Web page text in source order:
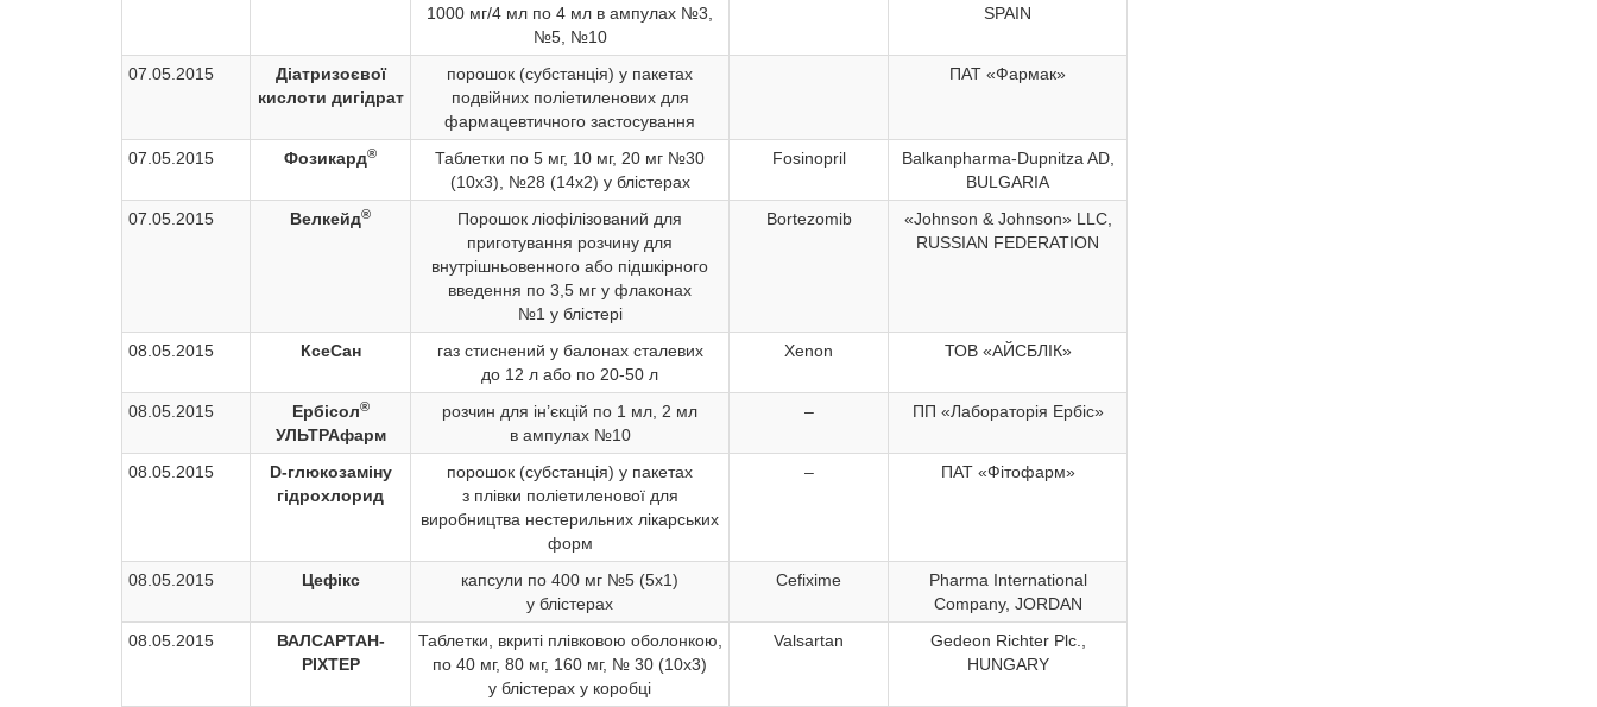
1000 мг/4 мл по 4 мл в ампулах №3,
№5, №10
SPAIN
07.05.2015
Діатризоєвої
кислоти дигідрат
порошок (субстанція) у пакетах
подвійних поліетиленових для
фармацевтичного застосування
ПАТ «Фармак»
07.05.2015 Фозикард®
Таблетки по 5 мг, 10 мг, 20 мг №30
(10х3), №28 (14х2) у блістерах
Fosinopril
Balkanpharma-Dupnitza AD,
BULGARIA
07.05.2015
Велкейд®
Порошок ліофілізований для
приготування розчину для
внутрішньовенного або підшкірного
введення по 3,5 мг у флаконах
№1 у блістері
Bortezomib
«Johnson & Johnson» LLC,
RUSSIAN FEDERATION
08.05.2015 КсеСан
газ стиснений у балонах сталевих
до 12 л або по 20-50 л
Xenon ТОВ «АЙСБЛІК»
08.05.2015 Ербісол®
УЛЬТРАфарм
розчин для ін’єкцій по 1 мл, 2 мл
в ампулах №10
– ПП «Лабораторія Ербіс»
08.05.2015
D-глюкозаміну
гідрохлорид
порошок (субстанція) у пакетах
з плівки поліетиленової для
виробництва нестерильних лікарських
форм
– ПАТ «Фітофарм»
08.05.2015 Цефікс
капсули по 400 мг №5 (5х1)
у блістерах
Cefixime
Pharma International
Company, JORDAN
08.05.2015
ВАЛСАРТАН-
РІХТЕР
Таблетки, вкриті плівковою оболонкою,
по 40 мг, 80 мг, 160 мг, № 30 (10х3)
у блістерах у коробці
Valsartan
Gedeon Richter Plc.,
HUNGARY